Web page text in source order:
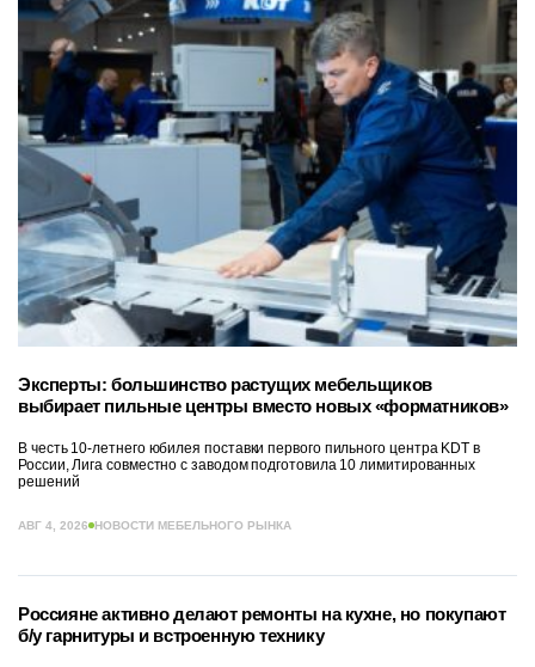
Эксперты: большинство растущих мебельщиков
выбирает пильные центры вместо новых «форматников»
В честь 10-летнего юбилея поставки первого пильного центра KDT в
России, Лига совместно с заводом подготовила 10 лимитированных
решений
АВГ 4, 2026 НОВОСТИ МЕБЕЛЬНОГО РЫНКА
Россияне активно делают ремонты на кухне, но покупают
б/у гарнитуры и встроенную технику